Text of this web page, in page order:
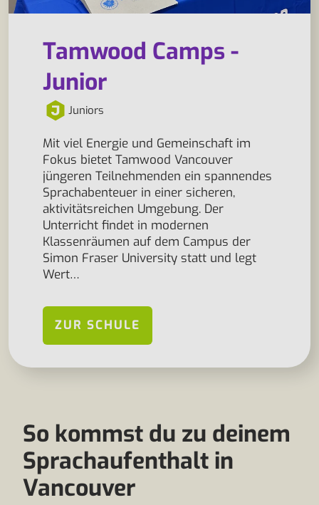
Tamwood Camps -
Junior
Juniors
Mit viel Energie und Gemeinschaft im
Fokus bietet Tamwood Vancouver
jüngeren Teilnehmenden ein spannendes
Sprachabenteuer in einer sicheren,
aktivitätsreichen Umgebung. Der
Unterricht findet in modernen
Klassenräumen auf dem Campus der
Simon Fraser University statt und legt
Wert…
ZUR SCHULE
So kommst du zu deinem
Sprachaufenthalt in
Vancouver